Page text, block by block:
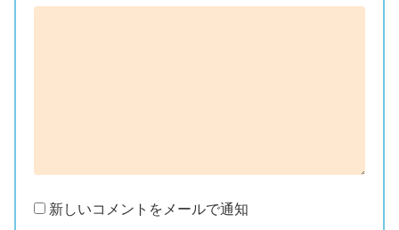
新しいコメントをメールで通知